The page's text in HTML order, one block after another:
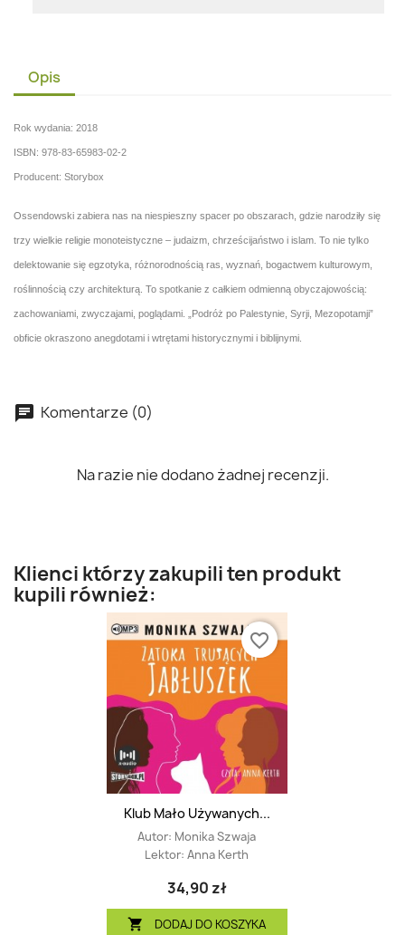
Opis
Rok wydania: 2018
ISBN: 978-83-65983-02-2
Producent: Storybox
Ossendowski zabiera nas na niespieszny spacer po obszarach, gdzie narodziły się
trzy wielkie religie monoteistyczne – judaizm, chrześcijaństwo i islam. To nie tylko
delektowanie się egzotyka, różnorodnością ras, wyznań, bogactwem kulturowym,
roślinnością czy architekturą. To spotkanie z całkiem odmienną obyczajowością:
zachowaniami, zwyczajami, poglądami. „Podróż po Palestynie, Syrji, Mezopotamji”
obficie okraszono anegdotami i wtrętami historycznymi i biblijnymi.
Komentarze (0)
Na razie nie dodano żadnej recenzji.
Klienci którzy zakupili ten produkt
kupili również:
Klub Mało Używanych...
Autor: Monika Szwaja
Lektor: Anna Kerth
34,90 zł
 DODAJ DO KOSZYKA
favorite_border